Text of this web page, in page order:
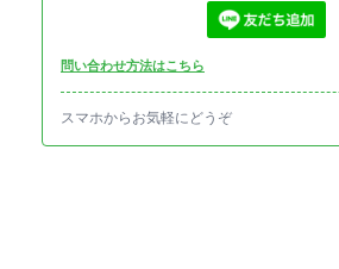
問い合わせ方法はこちら
スマホからお気軽にどうぞ